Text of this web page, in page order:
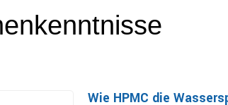
Wie HPMC die